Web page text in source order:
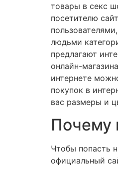
товары в секс
посетителю
людьми
предлагают
онлайн-
интернете
покупок в
вас размеры и
Почему
Чтобы попасть
официальный